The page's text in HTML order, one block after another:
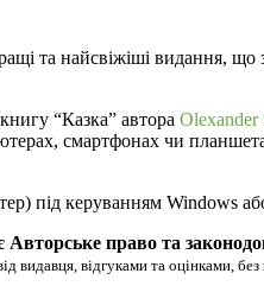
та найсвіжіші видання, що
“Казка” автора Olexander
смартфонах чи
під керуванням Windows
право та
відгуками та оцінками,